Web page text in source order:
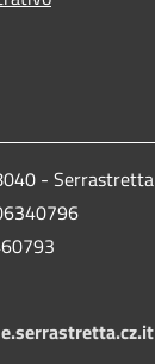
- Serrastretta